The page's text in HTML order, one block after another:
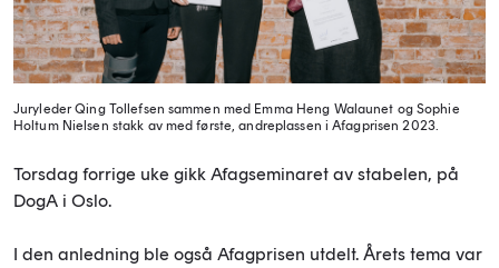
Juryleder Qing Tollefsen sammen med Emma Heng Walaunet og Sophie
Holtum Nielsen stakk av med første, andreplassen i Afagprisen 2023.
Torsdag forrige uke gikk Afagseminaret av stabelen, på
DogA i Oslo.
I den anledning ble også Afagprisen utdelt. Årets tema var